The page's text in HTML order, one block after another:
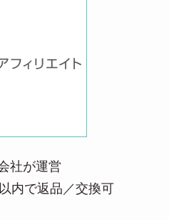
社が運営
内で返品／交換可